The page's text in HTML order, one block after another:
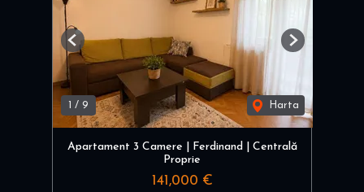
1 / 9 Harta
Previous Next
Apartament 3 Camere | Ferdinand | Centrală
Proprie
141,000 €